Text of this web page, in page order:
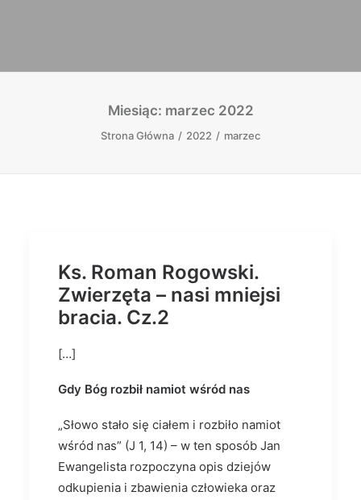
Miesiąc: marzec 2022
Strona Główna 2022 marzec
Ks. Roman Rogowski.
Zwierzęta – nasi mniejsi
bracia. Cz.2
[…]
Gdy Bóg rozbił namiot wśród nas
„Słowo stało się ciałem i rozbiło namiot
wśród nas” (J 1, 14) – w ten sposób Jan
Ewangelista rozpoczyna opis dziejów
odkupienia i zbawienia człowieka oraz